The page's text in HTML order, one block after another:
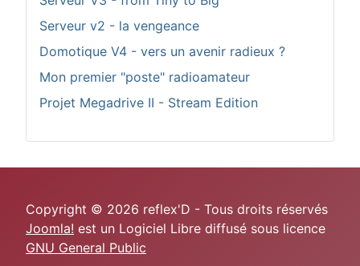
Serveur v2 - la vengeance
Domotique V4 - vers un avenir radieux ?
Mon premier "poste" radioamateur
Projet Megadrive II - Stream Edition
Copyright © 2026 reflex'D - Tous droits réservés
Joomla! est un Logiciel Libre diffusé sous licence
GNU General Public